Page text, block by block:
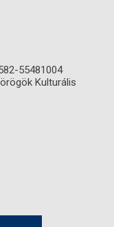
55481004
Kulturális